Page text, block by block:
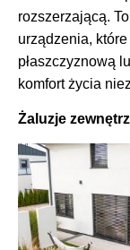
rozszerzającą.
urządzenia,
płaszczyznową
komfort życia
Żaluzje